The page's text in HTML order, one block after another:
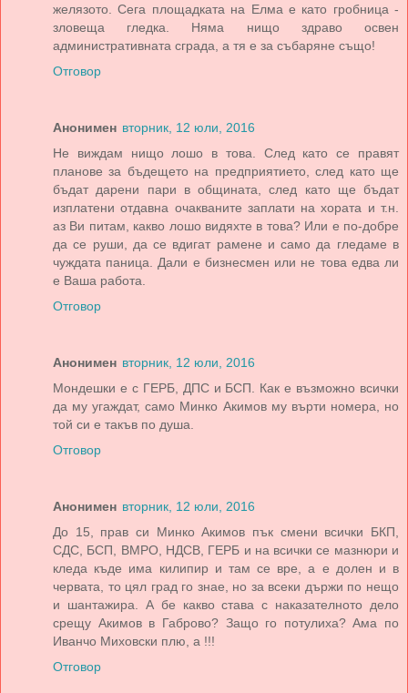
желязото. Сега площадката на Елма е като гробница -
зловеща гледка. Няма нищо здраво освен
административната сграда, а тя е за събаряне също!
Отговор
Анонимен вторник, 12 юли, 2016
Не виждам нищо лошо в това. След като се правят
планове за бъдещето на предприятието, след като ще
бъдат дарени пари в общината, след като ще бъдат
изплатени отдавна очакваните заплати на хората и т.н.
аз Ви питам, какво лошо видяхте в това? Или е по-добре
да се руши, да се вдигат рамене и само да гледаме в
чуждата паница. Дали е бизнесмен или не това едва ли
е Ваша работа.
Отговор
Анонимен вторник, 12 юли, 2016
Мондешки е с ГЕРБ, ДПС и БСП. Как е възможно всички
да му угаждат, само Минко Акимов му върти номера, но
той си е такъв по душа.
Отговор
Анонимен вторник, 12 юли, 2016
До 15, прав си Минко Акимов пък смени всички БКП,
СДС, БСП, ВМРО, НДСВ, ГЕРБ и на всички се мазнюри и
кледа къде има килипир и там се вре, а е долен и в
червата, то цял град го знае, но за всеки държи по нещо
и шантажира. А бе какво става с наказателното дело
срещу Акимов в Габрово? Защо го потулиха? Ама по
Иванчо Миховски плю, а !!!
Отговор